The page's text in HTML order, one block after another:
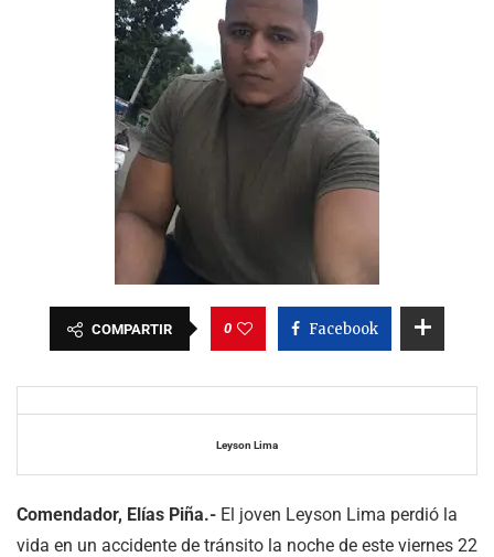
COMPARTIR 0 Facebook
Leyson Lima
Comendador, Elías Piña.- El joven Leyson Lima perdió la
vida en un accidente de tránsito la noche de este viernes 22